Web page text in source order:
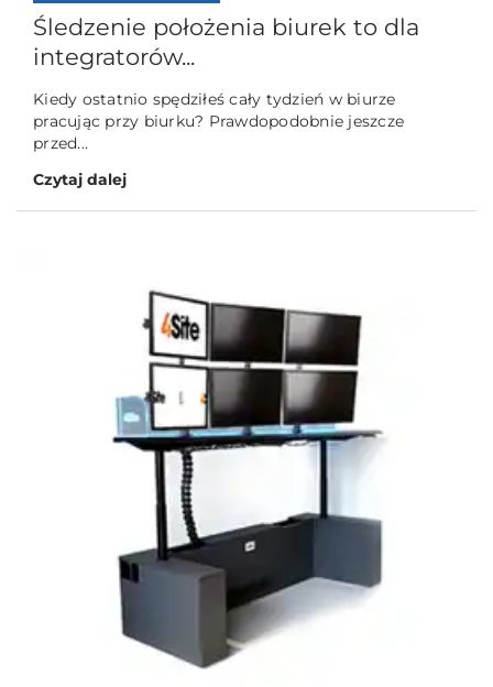
Śledzenie położenia biurek to dla
integratorów...
Kiedy ostatnio spędziłeś cały tydzień w biurze
pracując przy biurku? Prawdopodobnie jeszcze
przed...
Czytaj dalej